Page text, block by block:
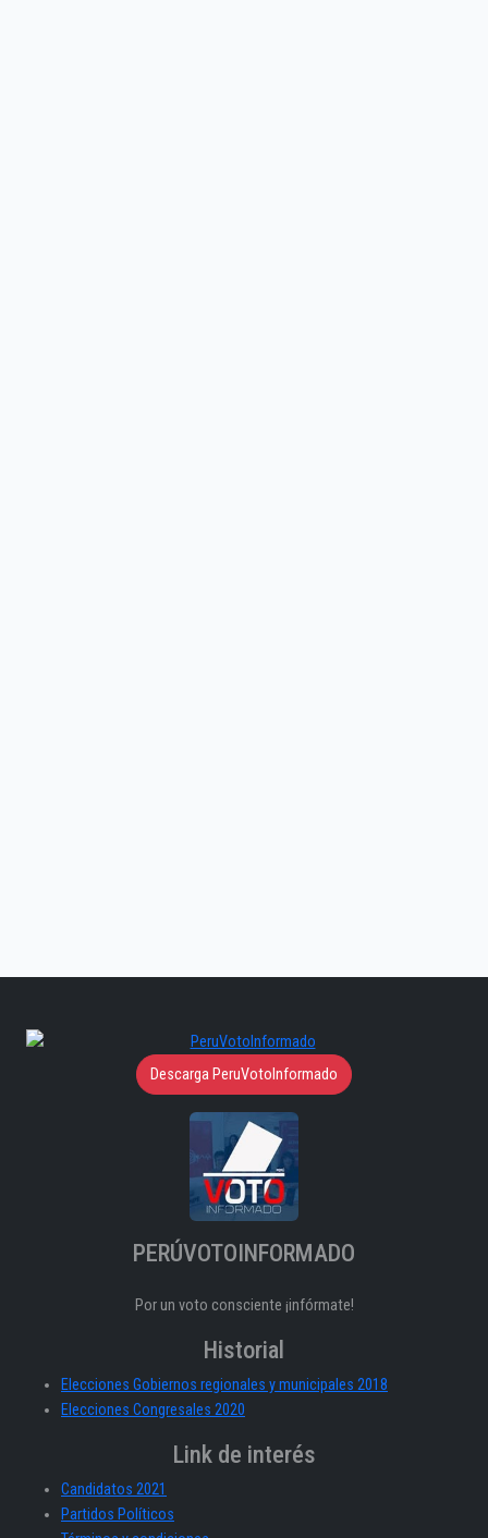
Descarga PeruVotoInformado
PERÚVOTOINFORMADO
Por un voto consciente ¡infórmate!
Historial
Elecciones Gobiernos regionales y municipales 2018
Elecciones Congresales 2020
Link de interés
Candidatos 2021
Partidos Políticos